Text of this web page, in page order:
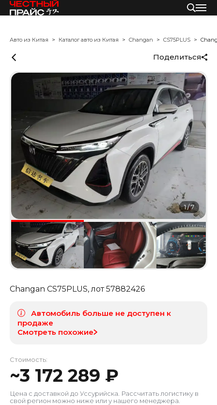
Авто из Китая Каталог авто из Китая Changan CS75PLUS
Поделиться
1/7
Changan CS75PLUS, лот57882426
Автомобиль больше не доступен к
продаже
Смотреть похожие
Стоимость:
~3 172 289 ₽
Цена с доставкой до Уссурийска . Рассчитать логистику в
свой регион можно ниже или у нашего менеджера.